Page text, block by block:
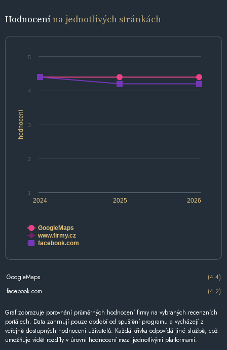
Hodnocenína jednotlivých stránkách
hodnocení
2024 2025 2026
1
2
3
4
5
GoogleMaps
www.firmy.cz
facebook.com
GoogleMaps
(4.4)
facebook.com
(4.2)
Graf zobrazuje porovnání průměrných hodnocení firmy na vybraných recenzních
portálech. Data zahrnují pouze období od spuštění programu a vycházejí z
veřejně dostupných hodnocení uživatelů. Každá křivka odpovídá jiné službě, což
umožňuje vidět rozdíly v úrovni hodnocení mezi jednotlivými platformami.